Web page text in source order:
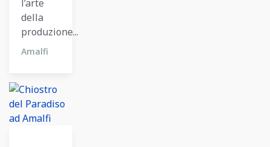
l’arte
della
produzione...
Amalfi